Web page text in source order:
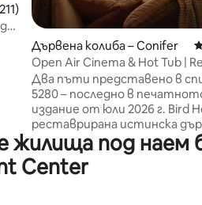
4,98 от 5, 211 отзива
Дървена колиба – Conifer
Open Air Cinema & Hot Tub |
Log Cabin
Два пъти представено в
5280 – последно в
издание от юли 2026 г. Bird
реставрирана истинска
колиба от 70-те години на
век – на 35 минути от
от всичко останало. Уютно
под наем
Center